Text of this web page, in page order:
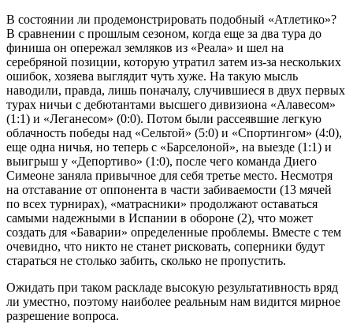
В состоянии ли продемонстрировать подобный «Атлетико»?
В сравнении с прошлым сезоном, когда еще за два тура до
финиша он опережал земляков из «Реала» и шел на
серебряной позиции, которую утратил затем из-за нескольких
ошибок, хозяева выглядит чуть хуже. На такую мысль
наводили, правда, лишь поначалу, случившиеся в двух первых
турах ничьи с дебютантами высшего дивизиона «Алавесом»
(1:1) и «Леганесом» (0:0). Потом были рассеявшие легкую
облачность победы над «Сельтой» (5:0) и «Спортингом» (4:0),
еще одна ничья, но теперь с «Барселоной», на выезде (1:1) и
выигрыш у «Депортиво» (1:0), после чего команда Диего
Симеоне заняла привычное для себя третье место. Несмотря
на отставание от оппонента в части забиваемости (13 мячей
по всех турнирах), «матрасники» продолжают оставаться
самыми надежными в Испании в обороне (2), что может
создать для «Баварии» определенные проблемы. Вместе с тем
очевидно, что никто не станет рисковать, соперники будут
стараться не столько забить, сколько не пропустить.
Ожидать при таком раскладе высокую результативность вряд
ли уместно, поэтому наиболее реальным нам видится мирное
разрешение вопроса.